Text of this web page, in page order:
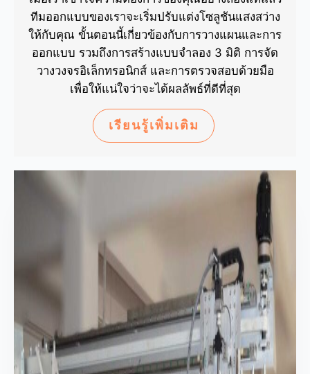
ทีมออกแบบของเราจะเริ่มปรับแต่งโซลูชันแสงสว่าง
ให้กับคุณ ขั้นตอนนี้เกี่ยวข้องกับการวางแผนและการ
ออกแบบ รวมถึงการสร้างแบบจำลอง 3 มิติ การจัด
วางวงจรอิเล็กทรอนิกส์ และการตรวจสอบด้วยมือ
เพื่อให้แน่ใจว่าจะได้ผลลัพธ์ที่ดีที่สุด
เรียนรู้เพิ่มเติม